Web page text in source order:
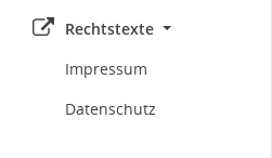
Rechtstexte
Impressum
Datenschutz